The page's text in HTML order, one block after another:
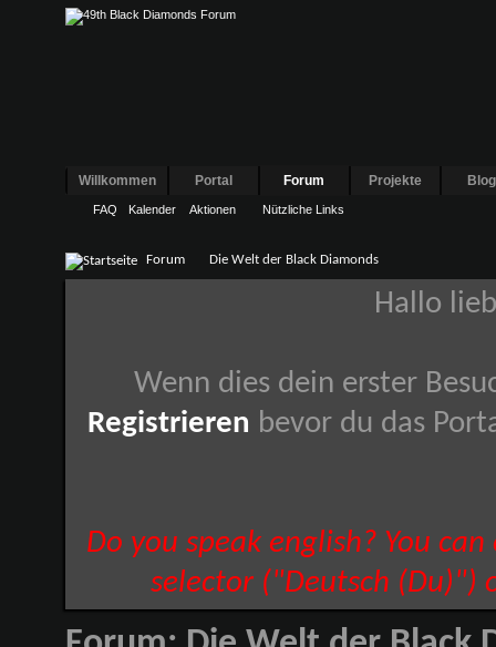
Willkommen Portal Forum
FAQ Kalender Aktionen Nützliche Links
Projekte
Forum Die Welt der Black Diamonds
Hallo
Wenn dies dein erster
Registrieren bevor du das
Do you speak english? You
selector ("Deutsch (Du)")